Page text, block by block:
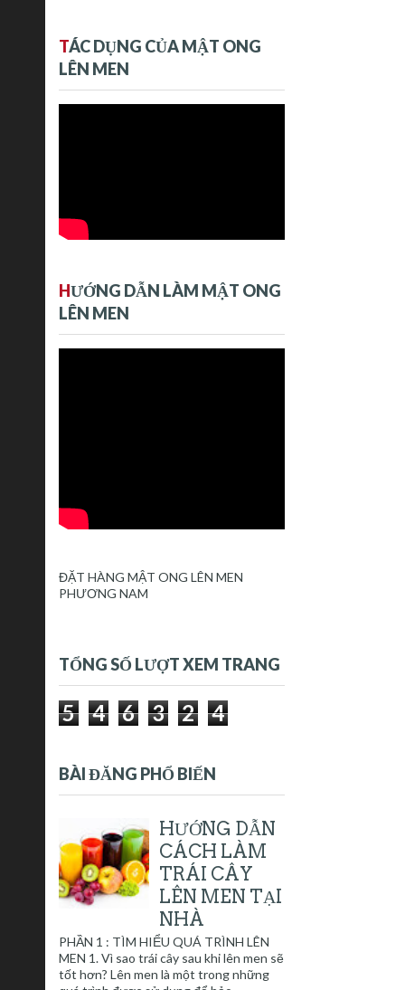
TÁC DỤNG CỦA MẬT ONG
LÊN MEN
HƯỚNG DẪN LÀM MẬT ONG
LÊN MEN
ĐẶT HÀNG MẬT ONG LÊN MEN
PHƯƠNG NAM
TỔNG SỐ LƯỢT XEM TRANG
5 4 6 3 2 4
BÀI ĐĂNG PHỔ BIẾN
HƯỚNG DẪN
CÁCH LÀM
TRÁI CÂY
LÊN MEN TẠI
NHÀ
PHẦN 1 : TÌM HIỂU QUÁ TRÌNH LÊN
MEN 1. Vì sao trái cây sau khi lên men sẽ
tốt hơn? Lên men là một trong những